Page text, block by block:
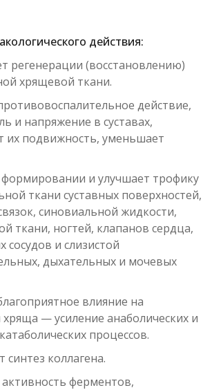
действия:
регенерации (восстановлению)
хрящевой ткани.
действие,
и напряжение в суставах,
их подвижность, уменьшает
формировании и улучшает трофику
ткани суставных поверхностей,
синовиальной жидкости,
ткани, ногтей, клапанов сердца,
сосудов и слизистой
дыхательных и мочевых
влияние на
— усиление анаболических и
процессов.
синтез коллагена.
ферментов,